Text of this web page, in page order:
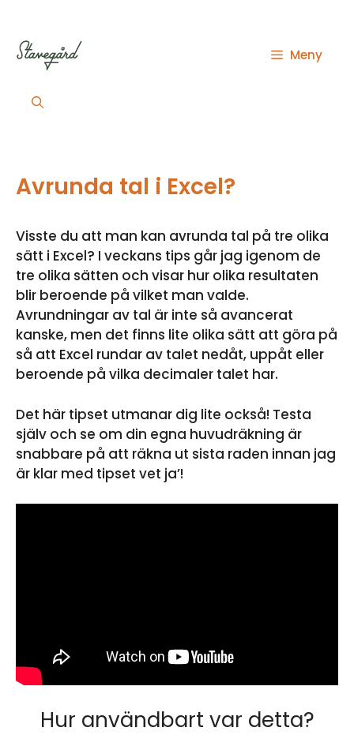
innehåll
Meny
Avrunda tal i Excel?
Visste du att man kan avrunda tal på tre olika
sätt i Excel? I veckans tips går jag igenom de
tre olika sätten och visar hur olika resultaten
blir beroende på vilket man valde.
Avrundningar av tal är inte så avancerat
kanske, men det finns lite olika sätt att göra på
så att Excel rundar av talet nedåt, uppåt eller
beroende på vilka decimaler talet har.
Det här tipset utmanar dig lite också! Testa
själv och se om din egna huvudräkning är
snabbare på att räkna ut sista raden innan jag
är klar med tipset vet ja’!
Hur användbart var detta?